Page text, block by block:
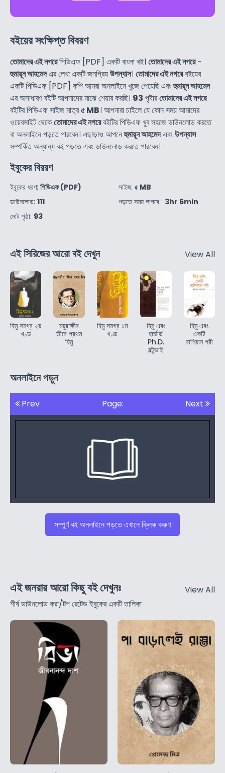
বইয়ের সংক্ষিপ্ত বিবরণ
তোমাদের এই নগরেপিডিএফ [PDF] একটি বাংলা বই। তোমাদের এই নগরে-
হুমায়ূন আহমেদএর লেখা একটি জনপ্রিয়উপন্যাস। তোমাদের এই নগরেবইয়ের
একটি পিডিএফ [PDF] কপি আমরা অনলাইনে খুজে পেয়েছি এবংহুমায়ূন আহমেদ
এর অসাধারণ বইটি আপনাদের মাঝে শেয়ার করছি। 93 পৃষ্টারতোমাদের এই নগরে
বইটির পিডিএফ সাইজ মাত্র৫ MB। আপনারা চাইলে যে কোন সময় আমাদের
ওয়েবসাইট থেকেতোমাদের এই নগরেবইটির পিডিএফ খুব সহজে ডাউনলোড করতে
বা অনলাইনে পড়তে পারবেন। এছাড়াও আপনেহুমায়ূন আহমেদএবংউপন্যাস
সম্পর্কিত অন্যান্য বই পড়তে এবং ডাউনলোড করতে পারবেন।
ইবুকের বিররণ
ইবুকের ধরণ: পিডিএফ (PDF)
ডাউনলোড: 111
মোট পৃষ্ঠা: 93
সাইজ: ৫ MB
পড়তে সময় লাগবে : 3hr 6min
এই সিরিজের আরো বই দেখুন View All
হিমু সমগ্র ২য়
খণ্ড
ময়ুরাক্ষীর
তীরে প্রথম
হিমু
হিমু সমগ্র ১ম
খণ্ড
হিমু এবং
হার্ভার্ড
Ph.D.
বল্টুভাই
হিমু এবং
একটি
রাশিয়ান পরী
অনলাইনে পড়ুন
Prev Page: Next
সম্পুর্ণ বই অনলাইনে পড়তে এখানে ক্লিক করুণ
এই জনরার আরো কিছু বই দেখুনঃ
শীর্ষ ডাউনলোড করা/টপ রেটেড ইবুকের একটি তালিকা
View All